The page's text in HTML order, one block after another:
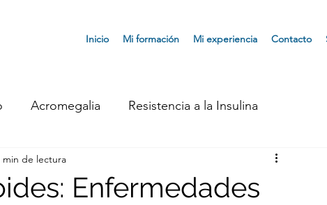
Inicio Mi formación Mi experiencia Contacto
Acromegalia Resistencia a la Insulina
Síndrome de Ovario Poliquístico Osteoporosis
Enfermedades
min de lectura